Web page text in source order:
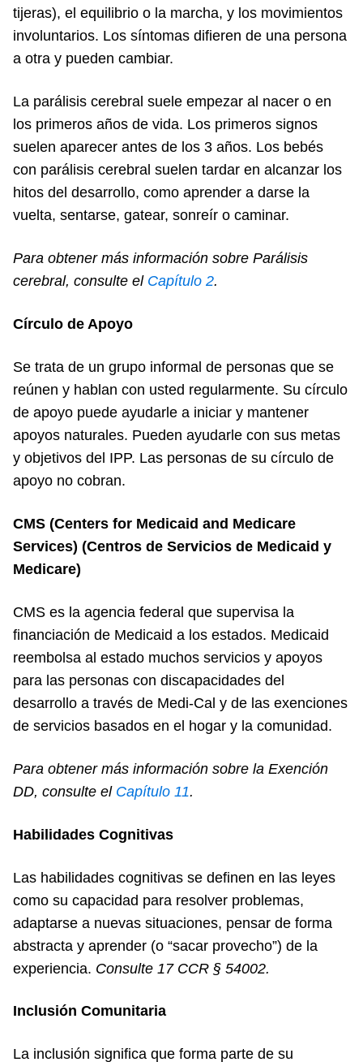
tijeras), el equilibrio o la marcha, y los movimientos
involuntarios. Los síntomas difieren de una persona
a otra y pueden cambiar.
La parálisis cerebral suele empezar al nacer o en
los primeros años de vida. Los primeros signos
suelen aparecer antes de los 3 años. Los bebés
con parálisis cerebral suelen tardar en alcanzar los
hitos del desarrollo, como aprender a darse la
vuelta, sentarse, gatear, sonreír o caminar.
Para obtener más información sobre Parálisis
cerebral, consulte el Capítulo 2.
Círculo de Apoyo
Se trata de un grupo informal de personas que se
reúnen y hablan con usted regularmente. Su círculo
de apoyo puede ayudarle a iniciar y mantener
apoyos naturales. Pueden ayudarle con sus metas
y objetivos del IPP. Las personas de su círculo de
apoyo no cobran.
CMS (Centers for Medicaid and Medicare
Services) (Centros de Servicios de Medicaid y
Medicare)
CMS es la agencia federal que supervisa la
financiación de Medicaid a los estados. Medicaid
reembolsa al estado muchos servicios y apoyos
para las personas con discapacidades del
desarrollo a través de Medi-Cal y de las exenciones
de servicios basados en el hogar y la comunidad.
Para obtener más información sobre la Exención
DD, consulte el Capítulo 11.
Habilidades Cognitivas
Las habilidades cognitivas se definen en las leyes
como su capacidad para resolver problemas,
adaptarse a nuevas situaciones, pensar de forma
abstracta y aprender (o “sacar provecho”) de la
experiencia. Consulte 17 CCR § 54002.
Inclusión Comunitaria
La inclusión significa que forma parte de su